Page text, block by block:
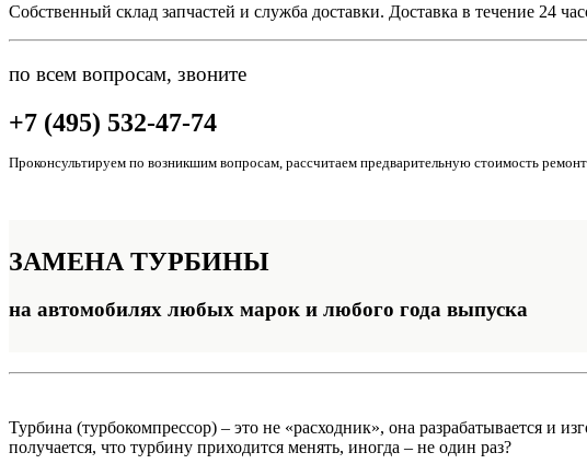
Собственный склад запчастей и служба доставки. Доставка в течение 24
по всем вопросам, звоните
+7 (495) 532-47-74
Проконсультируем по возникшим вопросам, рассчитаем предварительную стоимость
ЗАМЕНА ТУРБИНЫ
на автомобилях любых марок и любого года выпуска
Турбина (турбокомпрессор) – это не «расходник», она разрабатывается и
получается, что турбину приходится менять, иногда – не один раз?